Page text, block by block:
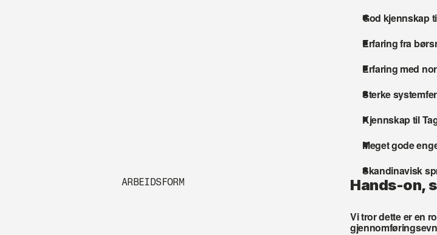
God kjennskap
Erfaring fra
Erfaring med
Sterke
Kjennskap til
Meget gode
Skandinavisk
ARBEIDSFORM Hands-on,
Vi tror dette er en